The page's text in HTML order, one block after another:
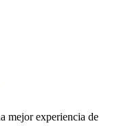
mejor experiencia de